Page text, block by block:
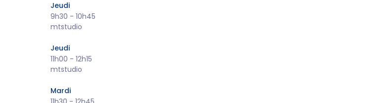
Jeudi
9h30 - 10h45
mtstudio
Jeudi
11h00 - 12h15
mtstudio
Mardi